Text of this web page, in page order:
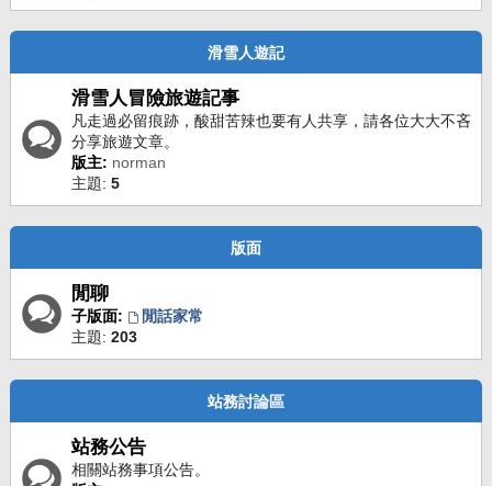
滑雪人遊記
滑雪人冒險旅遊記事
凡走過必留痕跡，酸甜苦辣也要有人共享，請各位大大不吝
分享旅遊文章。
版主: norman
主題: 5
版面
閒聊
子版面:
閒話家常
主題: 203
站務討論區
站務公告
相關站務事項公告。